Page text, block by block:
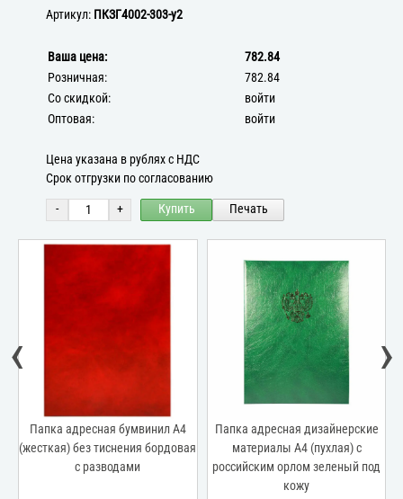
Артикул: ПКЗГ4002-303-у2
Ваша цена:
782.84
Розничная:
782.84
Со скидкой:
войти
Оптовая:
войти
Цена указана в рублях с НДС
Срок отгрузки по согласованию
- + Купить Печать
Папка адресная бумвинил А4
(жесткая) без тиснения бордовая
с разводами
Папка адресная дизайнерские
материалы А4 (пухлая) с
российским орлом зеленый под
кожу
‹ ›